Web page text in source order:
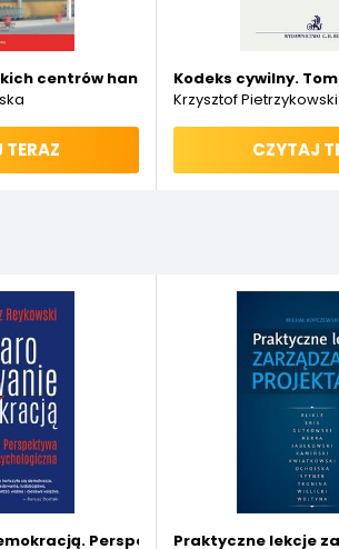
centrów handlowych oraz
Kodeks cywilny.
Krzysztof Pietrzykowski
CZYTAJ
Perspektywa psychologiczna
Praktyczne lekcje